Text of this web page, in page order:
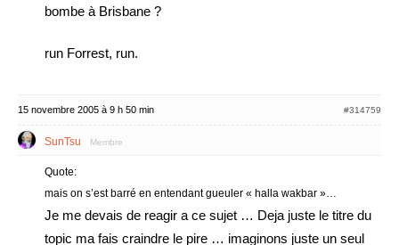
bombe à Brisbane ?
run Forrest, run.
15 novembre 2005 à 9 h 50 min #314759
SunTsu Membre
Quote:
mais on s’est barré en entendant gueuler « halla wakbar »…
Je me devais de reagir a ce sujet … Deja juste le titre du
topic ma fais craindre le pire … imaginons juste un seul